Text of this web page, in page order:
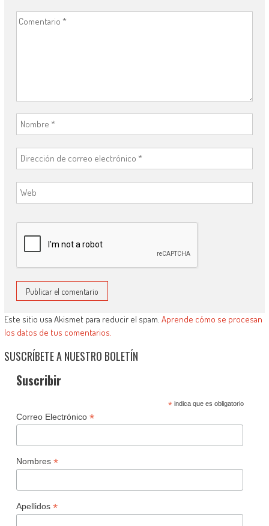
Este sitio usa Akismet para reducir el spam. Aprende cómo se procesan
los datos de tus comentarios.
SUSCRÍBETE A NUESTRO BOLETÍN
Suscribir
*indica que es obligatorio
Correo Electrónico *
Nombres *
Apellidos *